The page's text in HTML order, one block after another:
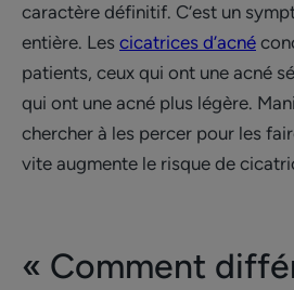
caractère définitif. C’est un
entière. Les cicatrices d’acné
patients, ceux qui ont une acné
qui ont une acné plus légère.
chercher à les percer pour les
vite augmente le risque de
« Comment